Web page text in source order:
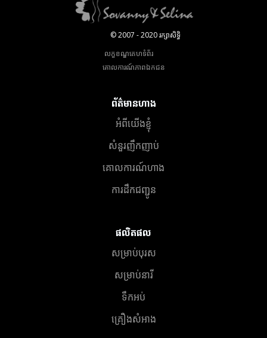
© 2007 - 2020 រក្សាសិទ្ធិ
លក្ខខណ្ឌគេហទំព័រ
គោលការណ៍​ភាព​ឯកជន
ព័ត៌មានហាង
អំពីយើងខ្ញុំ
សំនួរញឹកញាប់
គោលការណ៍ហាង
ការដឹកជញ្ជូន
ផលិតផល
សម្រាប់បុរស
សម្រាប់នារី
ទឹកអប់
គ្រឿងសំអាង